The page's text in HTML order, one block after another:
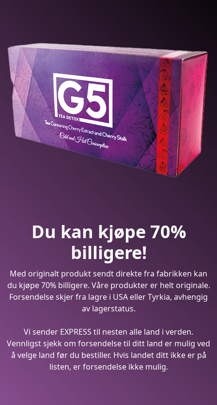
Du kan kjøpe 70%
billigere!
Med originalt produkt sendt direkte fra fabrikken kan
du kjøpe 70% billigere. Våre produkter er helt originale.
Forsendelse skjer fra lagre i USA eller Tyrkia, avhengig
av lagerstatus.
Vi sender EXPRESS til nesten alle land i verden.
Vennligst sjekk om forsendelse til ditt land er mulig ved
å velge land før du bestiller. Hvis landet ditt ikke er på
listen, er forsendelse ikke mulig.